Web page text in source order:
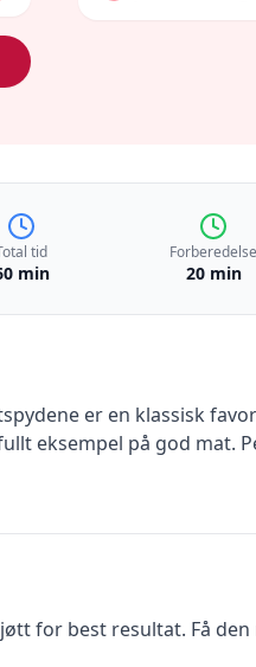
tid
min
Forberedelse
20 min
er en klassisk
eksempel på god mat.
for best resultat. Få